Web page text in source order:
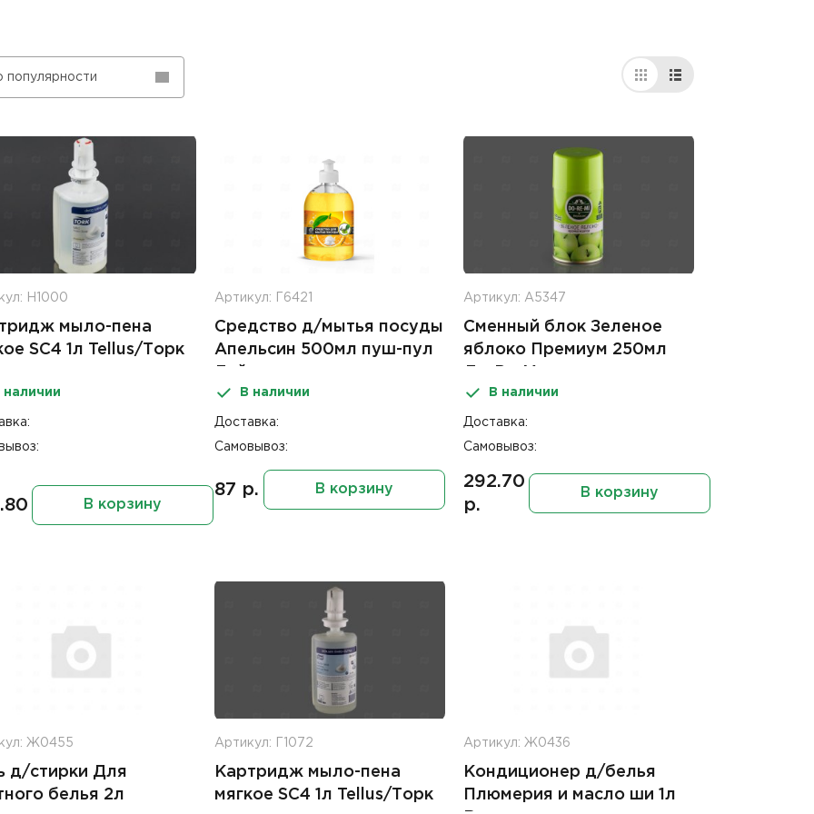
популярности
Н1000
мыло-пена
SC4 1л Tellus/Торк
наличии
В корзину
Артикул: Г6421
Средство д/мытья посуды
Апельсин 500мл пуш-пул
В наличии
Доставка:
Самовывоз:
87 р. В корзину
Артикул: А5347
Сменный блок Зеленое
яблоко Премиум 250мл
В наличии
Доставка:
Самовывоз:
292.70
р.
В корзину
Ж0455
д/стирки Для
белья 2л
Артикул: Г1072
Картридж мыло-пена
мягкое SC4 1л Tellus/Торк
Артикул: Ж0436
Кондиционер д/белья
Плюмерия и масло ши 1л